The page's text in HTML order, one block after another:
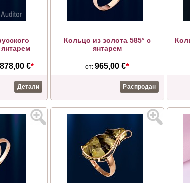
878,00 €*
Детали
Кольцо из золота 585° с
янтарем
от:965,00 €*
Распродан